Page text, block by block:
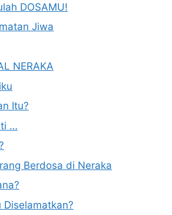
DOSAMU!
Jiwa
NERAKA
Itu?
…
Berdosa di Neraka
Diselamatkan?